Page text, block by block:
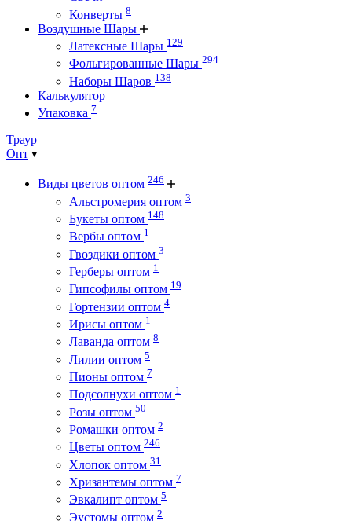
Конверты 8
Воздушные Шары
Латексные Шары 129
Фольгированные Шары 294
Наборы Шаров 138
Калькулятор
Упаковка 7
Траур
Опт
Виды цветов оптом 246
Альстромерия оптом 3
Букеты оптом 148
Вербы оптом 1
Гвоздики оптом 3
Герберы оптом 1
Гипсофилы оптом 19
Гортензии оптом 4
Ирисы оптом 1
Лаванда оптом 8
Лилии оптом 5
Пионы оптом 7
Подсолнухи оптом 1
Розы оптом 50
Ромашки оптом 2
Цветы оптом 246
Хлопок оптом 31
Хризантемы оптом 7
Эвкалипт оптом 5
Эустомы оптом 2